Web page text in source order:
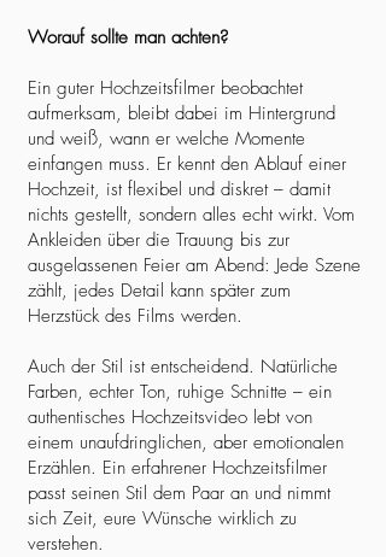
Worauf sollte man achten?
Ein guter Hochzeitsfilmer beobachtet
aufmerksam, bleibt dabei im Hintergrund
und weiß, wann er welche Momente
einfangen muss. Er kennt den Ablauf einer
Hochzeit, ist flexibel und diskret – damit
nichts gestellt, sondern alles echt wirkt. Vom
Ankleiden über die Trauung bis zur
ausgelassenen Feier am Abend: Jede Szene
zählt, jedes Detail kann später zum
Herzstück des Films werden.
Auch der Stil ist entscheidend. Natürliche
Farben, echter Ton, ruhige Schnitte – ein
authentisches Hochzeitsvideo lebt von
einem unaufdringlichen, aber emotionalen
Erzählen. Ein erfahrener Hochzeitsfilmer
passt seinen Stil dem Paar an und nimmt
sich Zeit, eure Wünsche wirklich zu
verstehen.